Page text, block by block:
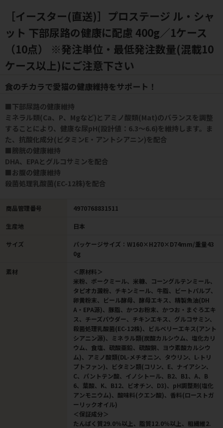
［イースター(直送)］プロステージ ル・シャ
ット 下部尿路の健康に配慮 400g／1ケース
（10点） ※発注単位・最低発注数量(混載10
ケース以上)にご注意下さい
食のチカラで愛猫の健康維持をサポート！
■下部尿路の健康維持
ミネラル類(Ca、P、Mgなど)とアミノ酸類(Mat)のバランスを調整
することにより、健康な尿pH(設計値：6.3～6.6)を維持します。ま
た、抗酸化成分(ビタミンE・アントシアニン)を配合
■膀胱の健康維持
DHA、EPAとグルコサミンを配合
■お腹の健康維持
殺菌処理乳酸菌(EC-12株)を配合
商品管理番号 4970768831511
生産地 日本
サイズ
パッケージサイズ：W160×H270×D74mm/重量43
0g
素材
＜原材料＞
米粉、ポークミール、米糠、コーングルテンミール、
タピオカ澱粉、チキンミール、牛脂、ビートパルプ、
卵黄粉末、ビール酵母、酵母エキス、精製魚油(DH
A・EPA源)、豚脂、かつお粉末、かつお・まぐろエキ
ス、チーズパウダー、チキンエキス、グルコサミン、
殺菌処理乳酸菌(EC-12株)、ビルベリーエキス(アント
シアニン源)、ミネラル類(炭酸カルシウム、塩化カリ
ウム、食塩、硫酸亜鉛、硫酸銅、ヨウ素酸カルシウ
ム)、アミノ酸類(DL-メチオニン、タウリン、L-トリ
プトファン)、ビタミン類(コリン、E、ナイアシン、
C、パントテン酸、イノシトール、B2、B1、A、B
6、葉酸、K、B12、ビオチン、D3)、pH調整剤(塩化
アンモニウム)、酸味料(クエン酸)、香料(ローストガ
ーリックオイル)
＜保証成分＞
たんぱく質29.0％以上、脂質12.0％以上、粗繊維2.